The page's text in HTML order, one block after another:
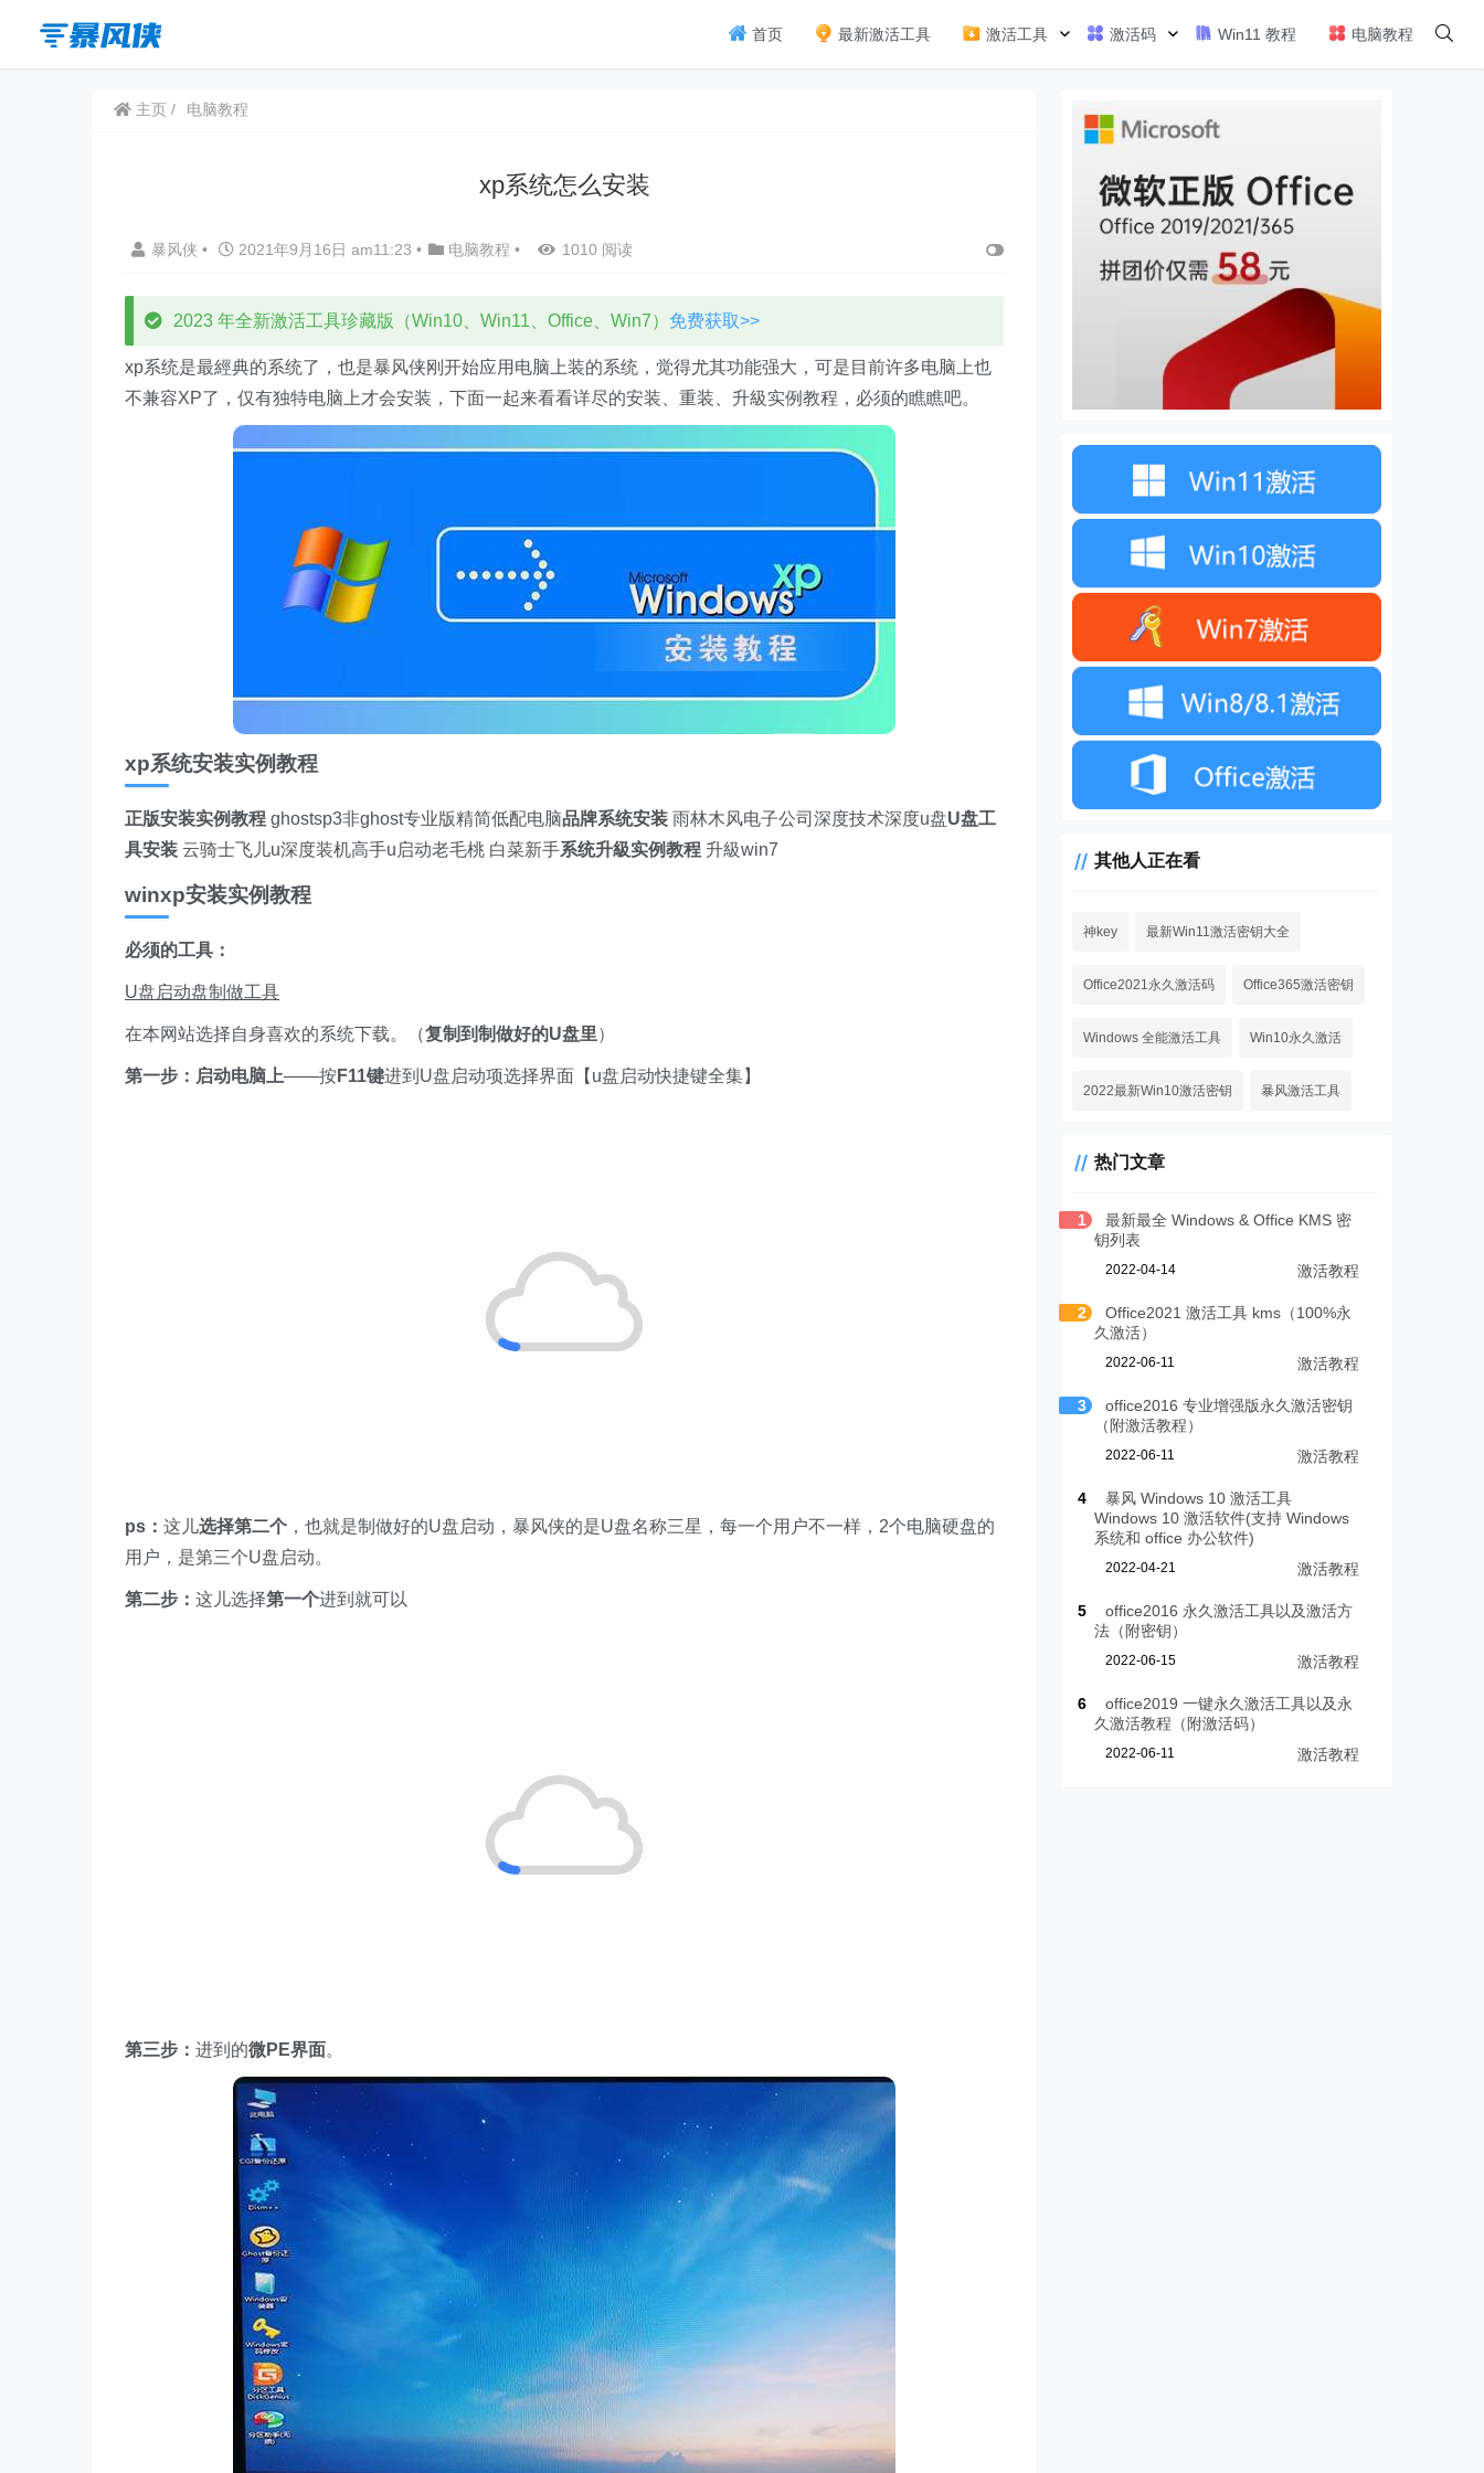
首页 最新激活工具 激活工具 激活码 Win11 教程 电脑教程
主页 电脑教程
xp系统怎么安装
暴风侠 • 2021年9月16日 am11:23 • 电脑教程 • 1010 阅读
2023 年全新激活工具珍藏版（Win10、Win11、Office、Win7） 免费获取>>
xp系统是最經典的系统了，也是暴风侠刚开始应用电脑上装的系统，觉得尤其功能强大，可是目前许多电脑上也
不兼容XP了，仅有独特电脑上才会安装，下面一起来看看详尽的安装、重装、升級实例教程，必须的瞧瞧吧。
xp系统安装实例教程
正版安装实例教程 ghostsp3非ghost专业版精简低配电脑品牌系统安装 雨林木风电子公司深度技术深度u盘U盘工
具安装 云骑士飞儿u深度装机高手u启动老毛桃 白菜新手系统升級实例教程 升級win7
winxp安装实例教程
必须的工具：
U盘启动盘制做工具
在本网站选择自身喜欢的系统下载。（复制到制做好的U盘里）
第一步： 启动电脑上——按F11键进到U盘启动项选择界面【u盘启动快捷键全集】
ps： 这儿选择第二个 ，也就是制做好的U盘启动，暴风侠的是U盘名称三星，每一个用户不一样，2个电脑硬盘的
用户，是第三个U盘启动。
第二步： 这儿选择第一个进到就可以
第三步： 进到的微PE界面。
其他人正在看
神key 最新Win11激活密钥大全
Office2021永久激活码 Office365激活密钥
Windows 全能激活工具 Win10永久激活
2022最新Win10激活密钥 暴风激活工具
热门文章
1
最新最全 Windows & Office KMS 密
钥列表
2022-04-14 激活教程
2
Office2021 激活工具 kms（100%永
久激活）
2022-06-11 激活教程
3
office2016 专业增强版永久激活密钥
（附激活教程）
2022-06-11 激活教程
4
暴风 Windows 10 激活工具
Windows 10 激活软件(支持 Windows
系统和 office 办公软件)
2022-04-21 激活教程
5
office2016 永久激活工具以及激活方
法（附密钥）
2022-06-15 激活教程
6
office2019 一键永久激活工具以及永
久激活教程（附激活码）
2022-06-11 激活教程